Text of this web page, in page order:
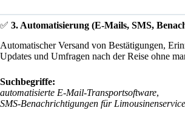
✅ 3. Automatisierung (E-Mails, SMS,
Automatischer Versand von Bestätigungen,
Updates und Umfragen nach der Reise ohne
Suchbegriffe:
automatisierte E-Mail-Transportsoftware,
SMS-Benachrichtigungen für Limousinenservice